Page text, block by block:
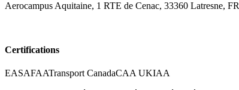
Aerocampus Aquitaine, 1 RTE de Cenac, 33360 Latresne, FR
Certifications
EASAFAATransport CanadaCAA UKIAA